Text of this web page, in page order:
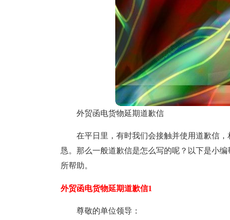
外贸函电货物延期道歉信
在平日里，有时我们会接触并使用道歉信
恳。那么一般道歉信是怎么写的呢？以下是小
所帮助。
外贸函电货物延期道歉信1
尊敬的单位领导：